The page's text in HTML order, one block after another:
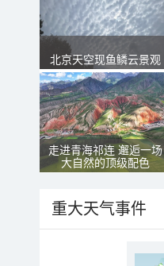
北京天空现鱼鳞云景观
走进青海祁连 邂逅一场
大自然的顶级配色
重大天气事件